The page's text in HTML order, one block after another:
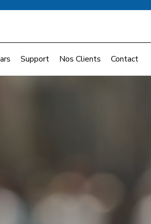
Support Nos Clients Contact